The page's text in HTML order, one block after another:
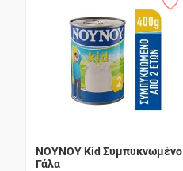
ΝΟΥΝΟΥ Kid Συμπυκνωμένο
Γάλα